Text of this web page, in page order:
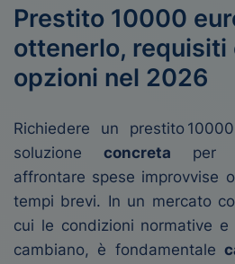
Prestito 10000
ottenerlo, requisiti
opzioni nel 2026
Richiedere un prestito
soluzioneconcreta per
affrontare spese improvvise
tempi brevi. In un mercato
cui le condizioni normative
cambiano, è fondamentale